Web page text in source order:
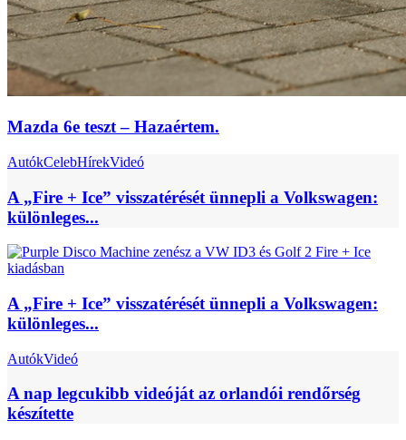
Mazda 6e teszt – Hazaértem.
AutókCelebHírekVideó
A „Fire + Ice” visszatérését ünnepli a Volkswagen:
különleges...
A „Fire + Ice” visszatérését ünnepli a Volkswagen:
különleges...
AutókVideó
A nap legcukibb videóját az orlandói rendőrség
készítette